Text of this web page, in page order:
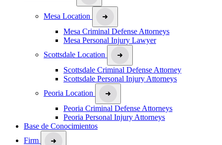
Mesa Location
Mesa Criminal Defense Attorneys
Mesa Personal Injury Lawyer
Scottsdale Location
Scottsdale Criminal Defense Attorney
Scottsdale Personal Injury Attorneys
Peoria Location
Peoria Criminal Defense Attorneys
Peoria Personal Injury Attorneys
Base de Conocimientos
Firm